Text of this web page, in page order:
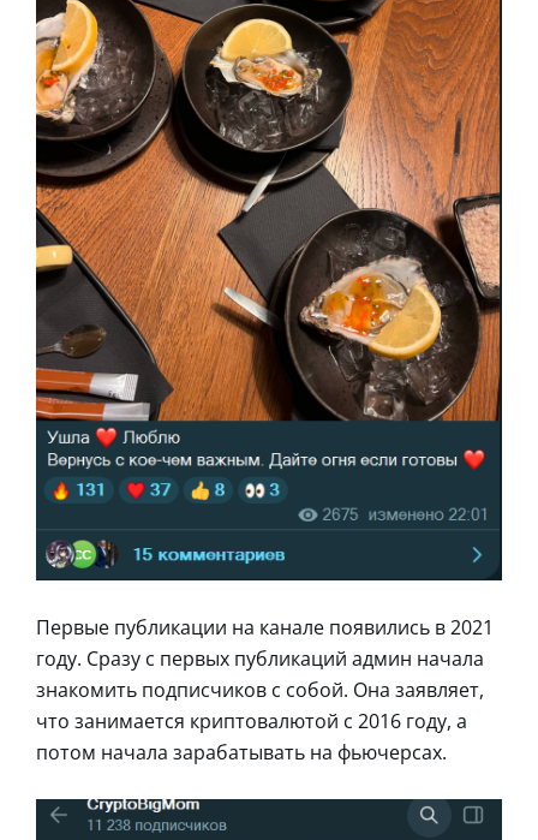
Первые публикации на канале появились в 2021
году. Сразу с первых публикаций админ начала
знакомить подписчиков с собой. Она заявляет,
что занимается криптовалютой с 2016 году, а
потом начала зарабатывать на фьючерсах.